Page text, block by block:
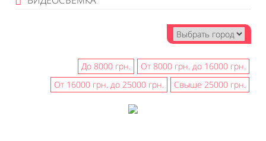
До 8000 грн.
От 8000 грн. до 16000 грн.
От 16000 грн. до 25000 грн.
Свыше 25000 грн.